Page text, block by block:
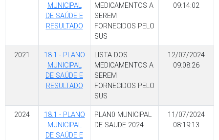
MUNICIPAL
DE SAÚDE E
RESULTADO
MEDICAMENTOS A
SEREM
FORNECIDOS PELO
SUS
09:14:02
2021
18.1 - PLANO
MUNICIPAL
DE SAÚDE E
RESULTADO
LISTA DOS
MEDICAMENTOS A
SEREM
FORNECIDOS PELO
SUS
12/07/2024
09:08:26
2024
18.1 - PLANO
MUNICIPAL
DE SAÚDE E
PLAN0 MUNICIPAL
DE SAUDE 2024
11/07/2024
08:19:13